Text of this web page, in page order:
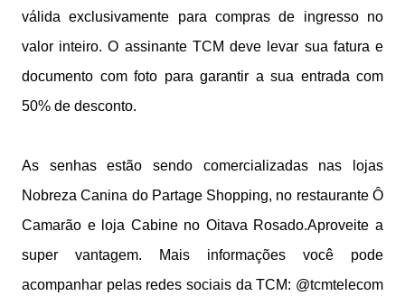
válida exclusivamente para compras de ingresso no
valor inteiro. O assinante TCM deve levar sua fatura e
documento com foto para garantir a sua entrada com
50% de desconto.
As senhas estão sendo comercializadas nas lojas
Nobreza Canina do Partage Shopping, no restaurante Ô
Camarão e loja Cabine no Oitava Rosado.Aproveite a
super vantagem. Mais informações você pode
acompanhar pelas redes sociais da TCM: @tcmtelecom